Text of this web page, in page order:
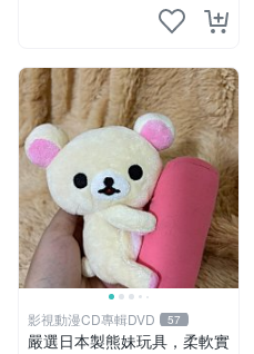
影視動漫CD專輯DVD 57
嚴選日本製熊妹玩具，柔軟實